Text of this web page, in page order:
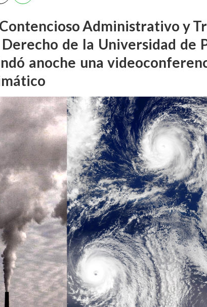
Contencioso Administrativo y
de la Universidad de
anoche una